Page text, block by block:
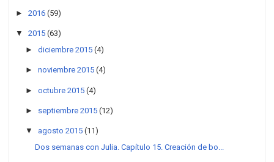
► 2016 (59)
▼ 2015 (63)
► diciembre 2015 (4)
► noviembre 2015 (4)
► octubre 2015 (4)
► septiembre 2015 (12)
▼ agosto 2015 (11)
Dos semanas con Julia. Capítulo 15. Creación de bo...